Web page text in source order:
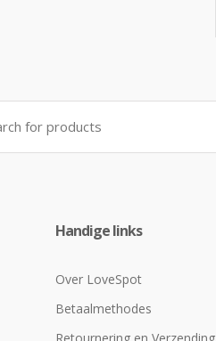
Handige links
Over LoveSpot
Betaalmethodes